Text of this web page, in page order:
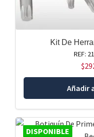
Kit De
REF:
$
Añadir
DISPONIBLE